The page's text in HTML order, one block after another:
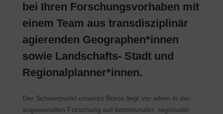
bei Ihren Forschungsvorhaben mit
einem Team aus transdisziplinär
agierenden Geographen*innen
sowie Landschafts- Stadt und
Regionalplanner*innen.
Der Schwerpunkt unseres Büros liegt vor allem in der
angewandten Forschung auf kommunaler, regionaler